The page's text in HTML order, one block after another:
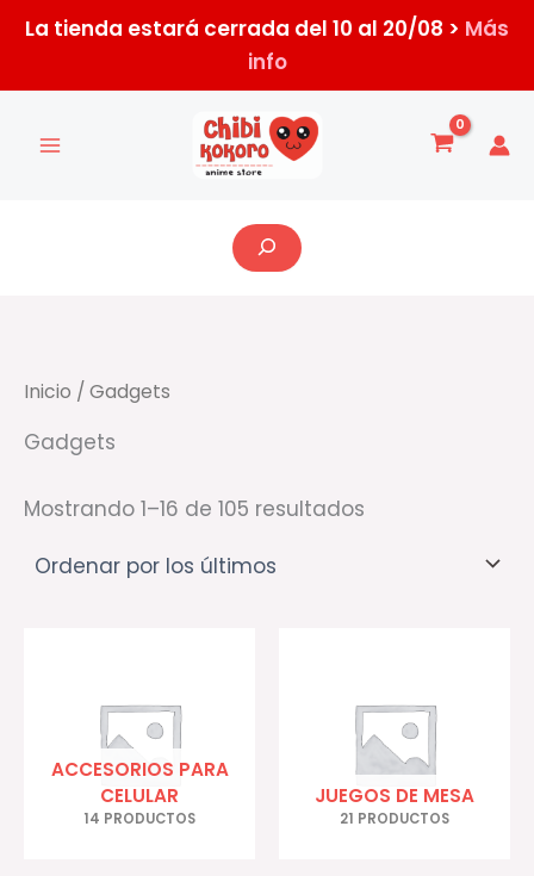
La tienda estará cerrada del 10 al 20/08 > Más
info
Inicio / Gadgets
Gadgets
Mostrando 1–16 de 105 resultados
Ordenado
últimos
ACCESORIOS PARA
CELULAR
14 PRODUCTOS
JUEGOS DE MESA
21 PRODUCTOS